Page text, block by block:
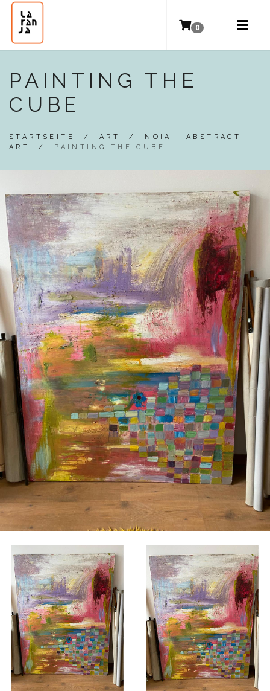
0
PAINTING THE
CUBE
STARTSEITE /ART / NOIA - ABSTRACT
ART
/ PAINTING THE CUBE